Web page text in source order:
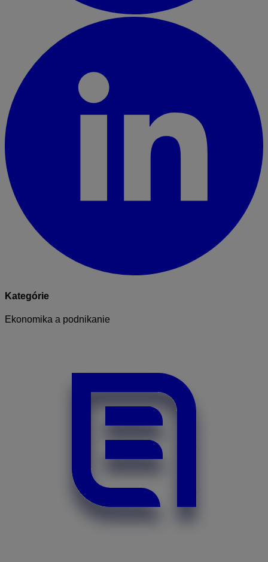
Kategórie
Ekonomika a podnikanie